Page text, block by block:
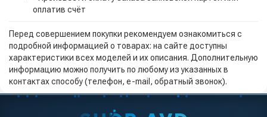
оплатив счёт
Перед совершением покупки рекомендуем ознакомиться с
подробной информацией о товарах: на сайте доступны
характеристики всех моделей и их описания. Дополнительную
информацию можно получить по любому из указанных в
контактах способу (телефон, e-mail, обратный звонок).